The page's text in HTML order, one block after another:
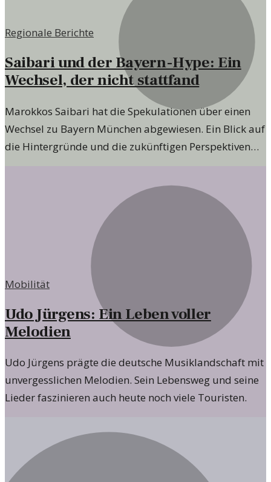
Regionale Berichte
Saibari und der Bayern-Hype: Ein
Wechsel, der nicht stattfand
Marokkos Saibari hat die Spekulationen über einen
Wechsel zu Bayern München abgewiesen. Ein Blick auf
die Hintergründe und die zukünftigen Perspektiven
Mobilität
Udo Jürgens: Ein Leben voller
Melodien
Udo Jürgens prägte die deutsche Musiklandschaft mit
unvergesslichen Melodien. Sein Lebensweg und seine
Lieder faszinieren auch heute noch viele Touristen.